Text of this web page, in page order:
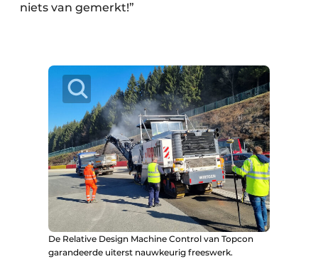
niets van gemerkt!”
De Relative Design Machine Control van Topcon
garandeerde uiterst nauwkeurig freeswerk.